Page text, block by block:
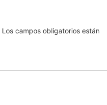
Los campos obligatorios están